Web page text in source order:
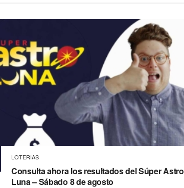
LOTERIAS
Consulta ahora los resultados del Súper Astro
Luna – Sábado 8 de agosto